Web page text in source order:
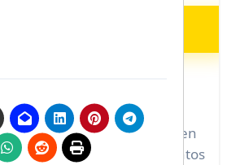
reales?
externos que otorguen
Las vías legítimas son eventos